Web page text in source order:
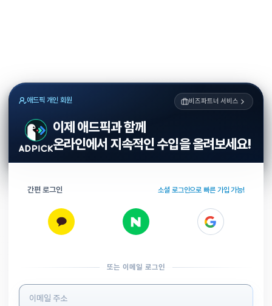
애드픽 개인 회원 비즈파트너 서비스
이제 애드픽과 함께
온라인에서 지속적인 수입을 올려보세요!
간편 로그인 소셜 로그인으로 빠른 가입 가능!
또는 이메일 로그인
로그인 정보 입력